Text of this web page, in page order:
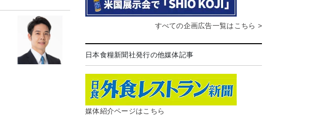
すべての企画広告一覧はこちら >
日本食糧新聞社発行の他媒体記事
媒体紹介ページはこちら